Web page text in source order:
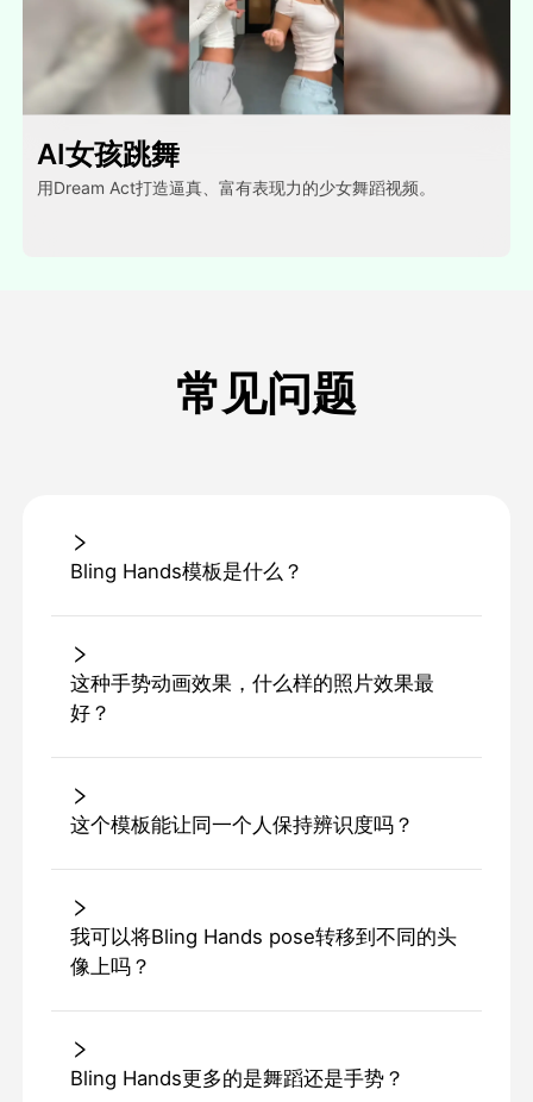
AI女孩跳舞
用Dream Act打造逼真、富有表现力的少女舞蹈视频。
常见问题
Bling Hands模板是什么？
这种手势动画效果，什么样的照片效果最
好？
这个模板能让同一个人保持辨识度吗？
我可以将Bling Hands pose转移到不同的头
像上吗？
Bling Hands更多的是舞蹈还是手势？